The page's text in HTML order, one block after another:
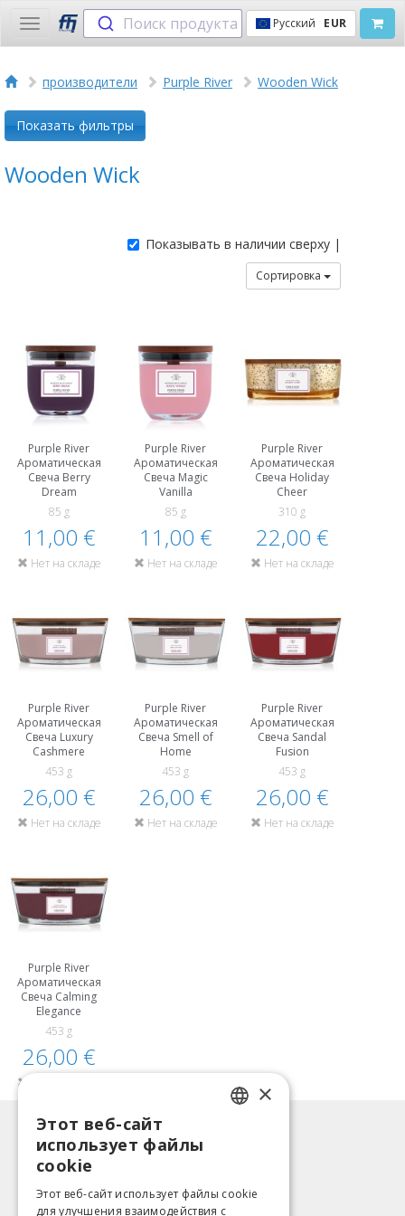
Toggle
navigation
Поиск продукта Русский EUR
производители Purple River Wooden Wick
Показать фильтры
Wooden Wick
Показывать в наличии сверху |
Сортировка
Purple River
Ароматическая
Свеча Berry
Dream
85 g
11,00 €
Нет на складе
Purple River
Ароматическая
Свеча Magic
Vanilla
85 g
11,00 €
Нет на складе
Purple River
Ароматическая
Свеча Holiday
Cheer
310 g
22,00 €
Нет на складе
Purple River
Ароматическая
Свеча Luxury
Cashmere
453 g
26,00 €
Нет на складе
Purple River
Ароматическая
Свеча Smell of
Home
453 g
26,00 €
Нет на складе
Purple River
Ароматическая
Свеча Sandal
Fusion
453 g
26,00 €
Нет на складе
Purple River
Ароматическая
Свеча Calming
Elegance
453 g
26,00 €
Информация
Возврат товара
LITHUANIAN
×
Этот веб-сайт
использует файлы
cookie
Этот веб-сайт использует файлы cookie
для улучшения взаимодействия с